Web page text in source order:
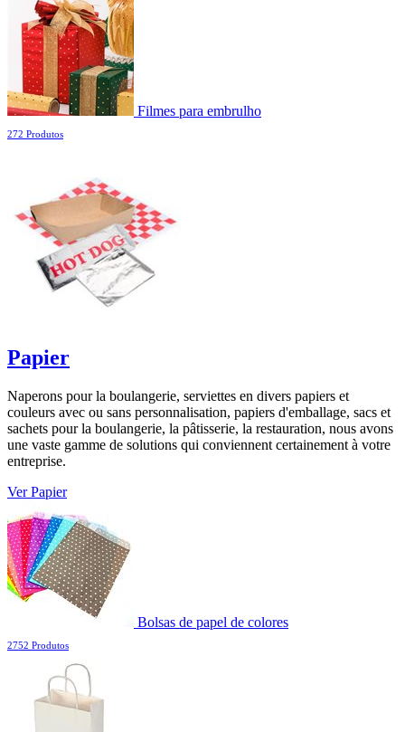
Filmes para embrulho
272 Produtos
Papier
Naperons pour la boulangerie, serviettes en divers papiers et
couleurs avec ou sans personnalisation, papiers d'emballage, sacs et
sachets pour la boulangerie, la pâtisserie, la restauration, nous avons
une vaste gamme de solutions qui conviennent certainement à votre
entreprise.
Ver Papier
Bolsas de papel de colores
2752 Produtos